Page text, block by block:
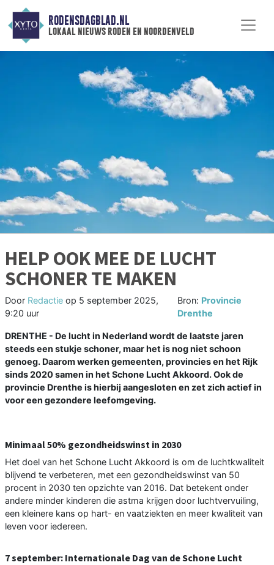
RODENSDAGBLAD.NL
lokaal nieuws roden en noordenveld
HELP OOK MEE DE LUCHT
SCHONER TE MAKEN
Door Redactie op 5 september 2025,
9:20 uur
Bron: Provincie
Drenthe
DRENTHE - De lucht in Nederland wordt de laatste jaren
steeds een stukje schoner, maar het is nog niet schoon
genoeg. Daarom werken gemeenten, provincies en het Rijk
sinds 2020 samen in het Schone Lucht Akkoord. Ook de
provincie Drenthe is hierbij aangesloten en zet zich actief in
voor een gezondere leefomgeving.
Minimaal 50% gezondheidswinst in 2030
Het doel van het Schone Lucht Akkoord is om de luchtkwaliteit
blijvend te verbeteren, met een gezondheidswinst van 50
procent in 2030 ten opzichte van 2016. Dat betekent onder
andere minder kinderen die astma krijgen door luchtvervuiling,
een kleinere kans op hart- en vaatziekten en meer kwaliteit van
leven voor iedereen.
7 september: Internationale Dag van de Schone Lucht